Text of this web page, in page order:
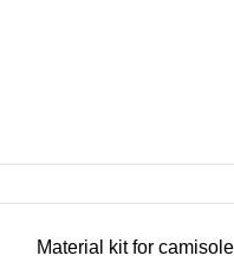
Material kit for